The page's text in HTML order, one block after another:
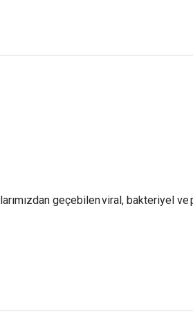
geçebilen viral, bakteriyel ve